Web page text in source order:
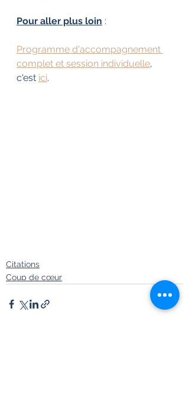
Pour aller plus loin :
Programme d'accompagnement
complet et session individuelle,
c'est ici.
Citations
Coup de cœur